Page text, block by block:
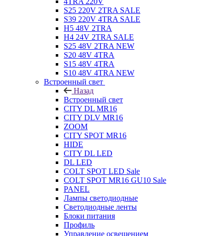
S25 220V 2TRA SALE
S39 220V 4TRA SALE
H5 48V 2TRA
H4 24V 2TRA SALE
S25 48V 2TRA NEW
S20 48V 4TRA
S15 48V 4TRA
S10 48V 4TRA NEW
Встроенный свет
Назад
Встроенный свет
CITY DL MR16
CITY DLV MR16
ZOOM
CITY SPOT MR16
HIDE
CITY DL LED
DL LED
COLT SPOT LED Sale
COLT SPOT MR16 GU10 Sale
PANEL
Лампы светодиодные
Светодиодные ленты
Блоки питания
Профиль
Управление освещением